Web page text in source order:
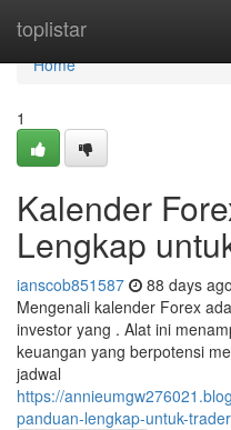
toplistar
Home
Home
1
Kalender
Lengkap
ianscob851587 88 days ago
Mengenali kalender Forex
investor yang . Alat ini
keuangan yang berpotensi
jadwal
https://
panduan-lengkap-untuk-trader